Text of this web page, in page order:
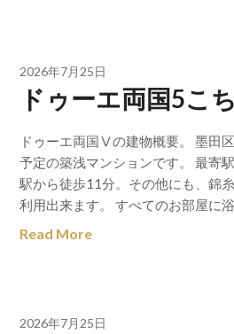
2026年7月25日
ドゥーエ両国5こ
ドゥーエ両国Ⅴの建物概要。 墨田
予定の築浅マンションです。 最寄
駅から徒歩11分。その他にも、錦
利用出来ます。 すべてのお部屋に
Read More
2026年7月25日